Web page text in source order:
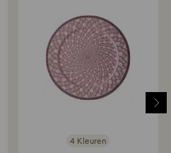
4 Kleuren